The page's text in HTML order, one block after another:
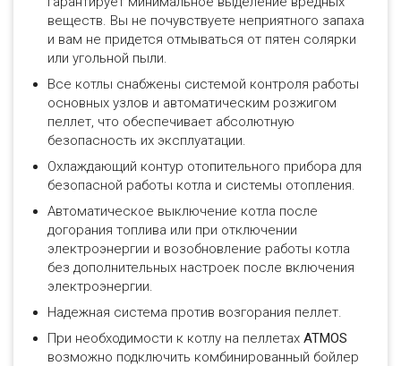
веществ. Вы не почувствуете неприятного запаха
и вам не придется отмываться от пятен солярки
или угольной пыли.
Все котлы снабжены системой контроля работы
основных узлов и автоматическим розжигом
пеллет, что обеспечивает абсолютную
безопасность их эксплуатации.
Охлаждающий контур отопительного прибора для
безопасной работы котла и системы отопления.
Автоматическое выключение котла после
догорания топлива или при отключении
электроэнергии и возобновление работы котла
без дополнительных настроек после включения
электроэнергии.
Надежная система против возгорания пеллет.
При необходимости к котлу на пеллетах ATMOS
возможно подключить комбинированный бойлер